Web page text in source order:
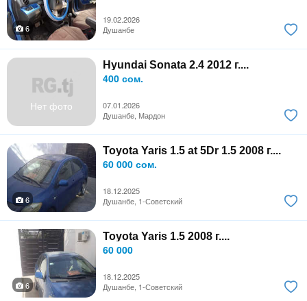
19.02.2026
6
Душанбе
Нет фото
Hyundai Sonata 2.4 2012 г....
400 сом.
07.01.2026
Душанбе, Мардон
Toyota Yaris 1.5 at 5Dr 1.5 2008 г....
60 000 сом.
18.12.2025
6
Душанбе, 1-Советский
Toyota Yaris 1.5 2008 г....
60 000
18.12.2025
6
Душанбе, 1-Советский